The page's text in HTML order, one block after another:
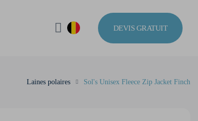
DEVIS GRATUIT
Laines polaires Sol's Unisex Fleece Zip Jacket Finch